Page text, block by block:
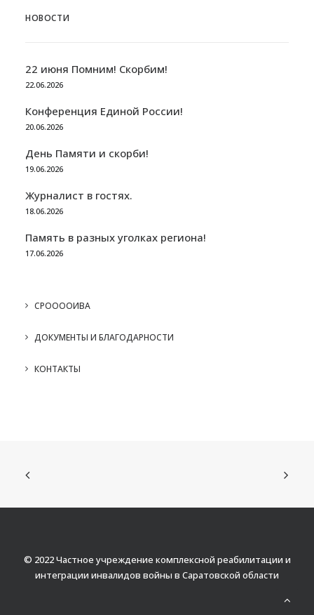
НОВОСТИ
22 июня Помним! Скорбим!
22.06.2026
Конференция Единой России!
20.06.2026
День Памяти и скорби!
19.06.2026
Журналист в гостях.
18.06.2026
Память в разных уголках региона!
17.06.2026
СРООООИВА
ДОКУМЕНТЫ И БЛАГОДАРНОСТИ
КОНТАКТЫ
© 2022 Частное учреждение комплексной реабилитации и
интеграции инвалидов войны в Саратовской области